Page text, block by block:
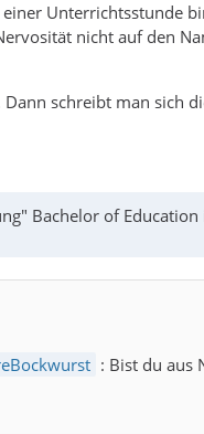
Unterrichtsstunde
nicht auf den
schreibt man sich
Bachelor of
: Bist du aus